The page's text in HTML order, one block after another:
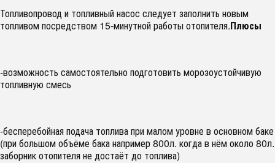
Топливопровод и топливный насос следует заполнить новым
топливом посредством 15-минутной работы отопителя.Плюсы
-возможность самостоятельно подготовить морозоустойчивую
топливную смесь
-бесперебойная подача топлива при малом уровне в основном баке
(при большом объёме бака например 800л. когда в нём около 80л.
заборник отопителя не достаёт до топлива)